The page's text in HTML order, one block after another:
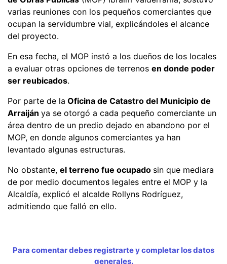
varias reuniones con los pequeños comerciantes que
ocupan la servidumbre vial, explicándoles el alcance
del proyecto.
En esa fecha, el MOP instó a los dueños de los locales
a evaluar otras opciones de terrenos en donde poder
ser reubicados.
Por parte de la Oficina de Catastro del Municipio de
Arraiján ya se otorgó a cada pequeño comerciante un
área dentro de un predio dejado en abandono por el
MOP, en donde algunos comerciantes ya han
levantado algunas estructuras.
No obstante, el terreno fue ocupado sin que mediara
de por medio documentos legales entre el MOP y la
Alcaldía, explicó el alcalde Rollyns Rodríguez,
admitiendo que falló en ello.
Para comentar debes registrarte y completar los datos
generales.